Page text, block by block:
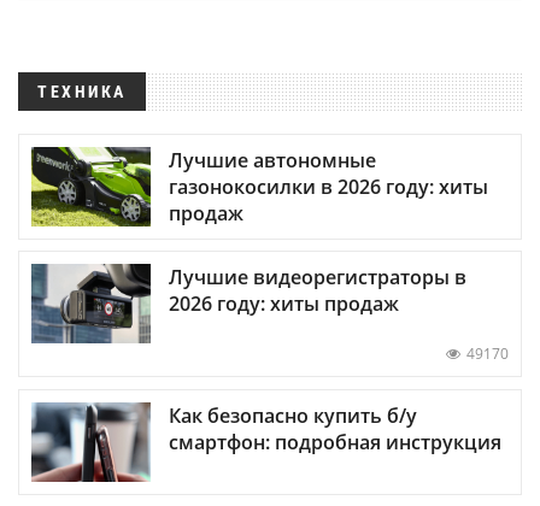
ТЕХНИКА
Лучшие автономные
газонокосилки в 2026 году: хиты
продаж
Лучшие видеорегистраторы в
2026 году: хиты продаж
49170
Как безопасно купить б/у
смартфон: подробная инструкция